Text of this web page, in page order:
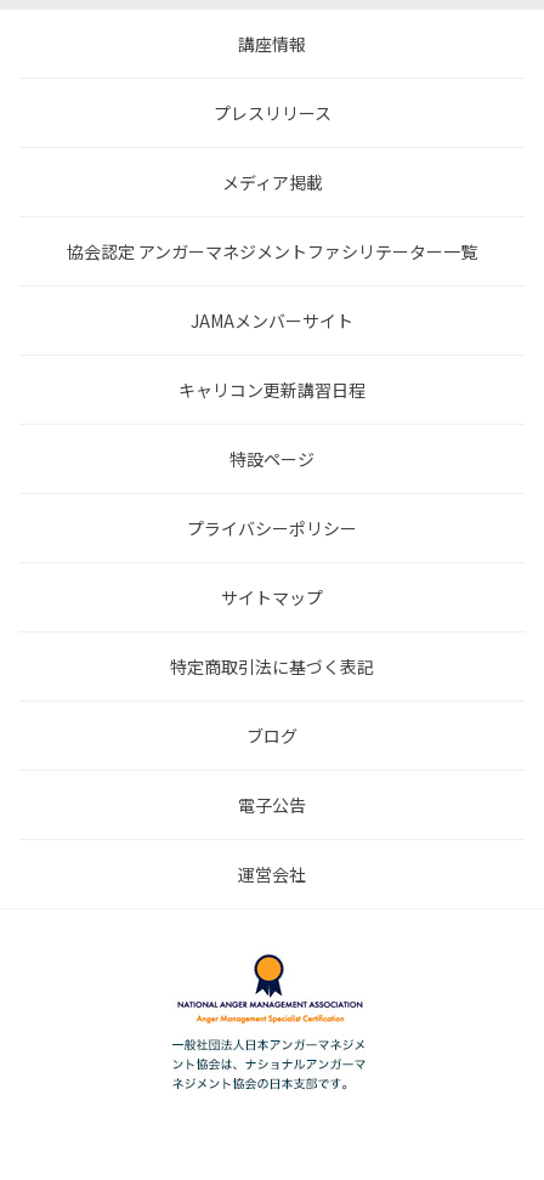
講座情報
プレスリリース
メディア掲載
協会認定 アンガーマネジメントファシリテーター一覧
JAMAメンバーサイト
キャリコン更新講習日程
特設ページ
プライバシーポリシー
サイトマップ
特定商取引法に基づく表記
ブログ
電子公告
運営会社